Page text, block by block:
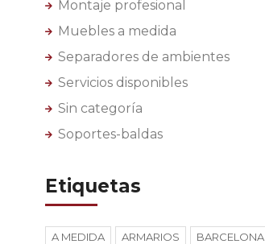
Montaje profesional
Muebles a medida
Separadores de ambientes
Servicios disponibles
Sin categoría
Soportes-baldas
Etiquetas
A MEDIDA ARMARIOS
BARCELONA